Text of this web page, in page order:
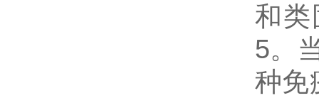
和类
5。
种免